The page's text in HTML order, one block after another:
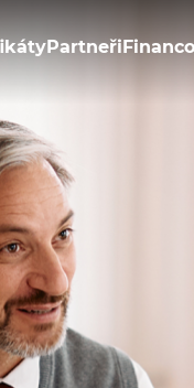
Partneři